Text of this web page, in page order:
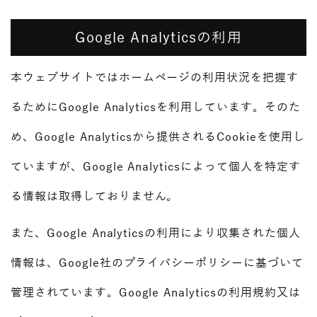
Google Analyticsの利用
本ウェブサイトではホームページの利用状況を把握す
るためにGoogle Analyticsを利用しています。そのた
め、Google Analyticsから提供されるCookieを使用し
ていますが、Google Analyticsによって個人を特定す
る情報は取得しておりません。
また、Google Analyticsの利用により収集された個人
情報は、Google社のプライバシーポリシーに基づいて
管理されています。Google Analyticsの利用規約又は